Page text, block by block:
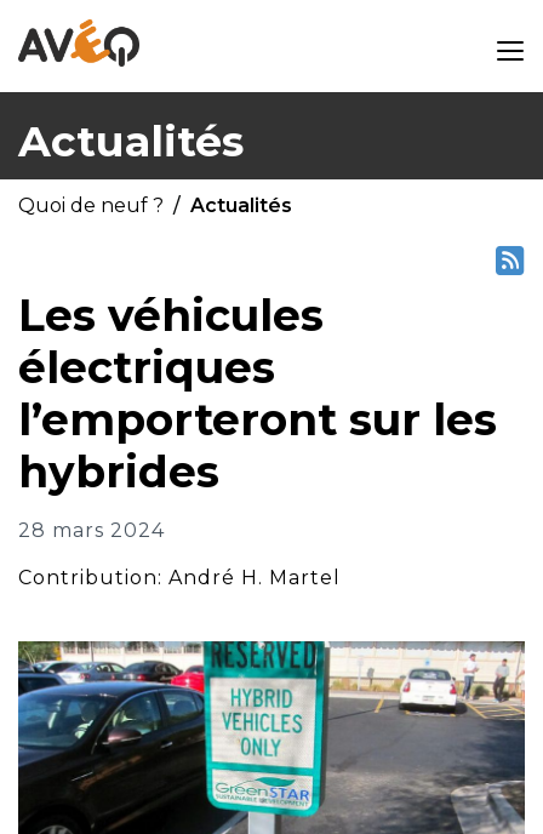
Actualités
Quoi de neuf ? Actualités
Les véhicules
électriques
l’emporteront sur les
hybrides
28 mars 2024
Contribution: André H. Martel